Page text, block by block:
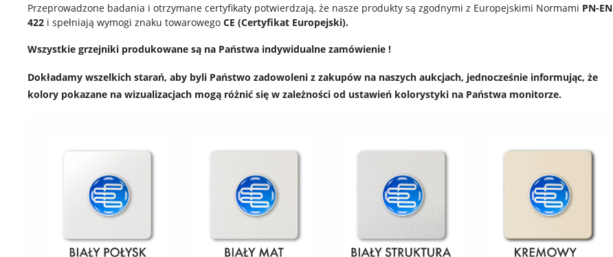
Przeprowadzone badania i otrzymane certyfikaty potwierdzają, że nasze produkty są zgodnymi z Europejskimi Normami PN-EN
422i spełniają wymogi znaku towarowego CE (Certyfikat Europejski).
Wszystkie grzejniki produkowane są na Państwa indywidualne zamówienie !
Dokładamy wszelkich starań, aby byli Państwo zadowoleni z zakupów na naszych aukcjach, jednocześnie informując, że
kolory pokazane na wizualizacjach mogą różnić się w zależności od ustawień kolorystyki na Państwa monitorze.